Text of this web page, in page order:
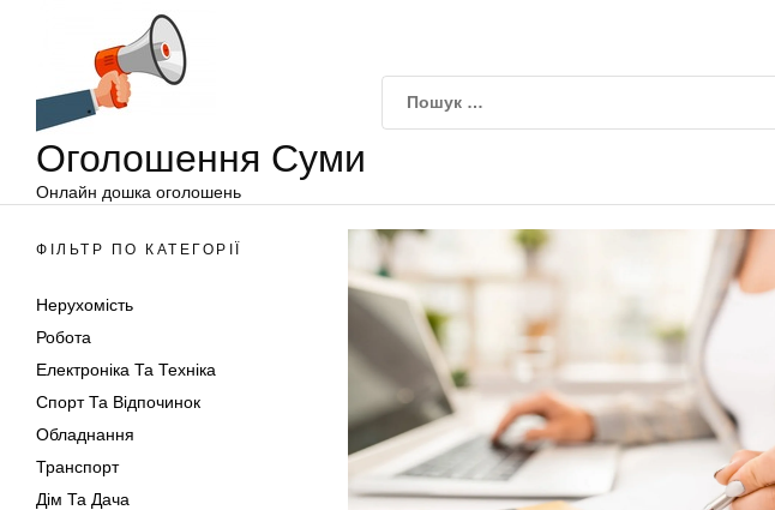
Оголошення Суми
Онлайн дошка оголошень
ФІЛЬТР ПО КАТЕГОРІЇ
Нерухомість
Робота
Електроніка Та Техніка
Спорт Та Відпочинок
Обладнання
Транспорт
Дім Та Дача